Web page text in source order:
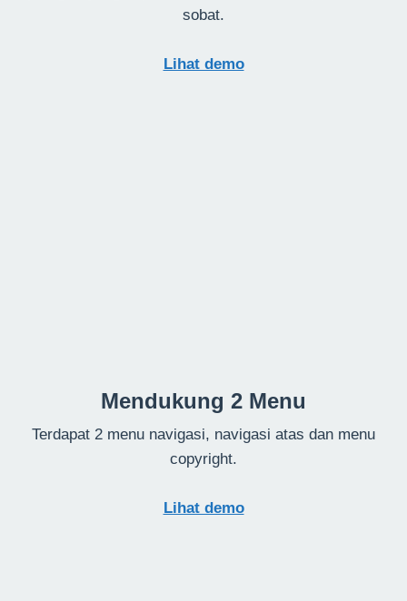
sobat.
Lihat demo
Mendukung 2 Menu
Terdapat 2 menu navigasi, navigasi atas dan menu
copyright.
Lihat demo